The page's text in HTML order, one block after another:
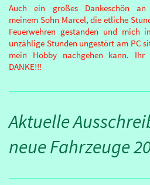
Auch ein großes Dankeschön
meinem Sohn Marcel, die etliche
Feuerwehren gestanden und mich
unzählige Stunden ungestört am PC
mein Hobby nachgehen kann. Ihr
DANKE!!!
Aktuelle
neue Fahrzeuge